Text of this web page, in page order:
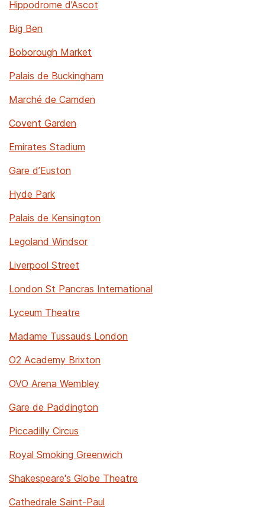
Hippodrome d’Ascot
Big Ben
Boborough Market
Palais de Buckingham
Marché de Camden
Covent Garden
Emirates Stadium
Gare d’Euston
Hyde Park
Palais de Kensington
Legoland Windsor
Liverpool Street
London St Pancras International
Lyceum Theatre
Madame Tussauds London
O2 Academy Brixton
OVO Arena Wembley
Gare de Paddington
Piccadilly Circus
Royal Smoking Greenwich
Shakespeare's Globe Theatre
Cathedrale Saint-Paul